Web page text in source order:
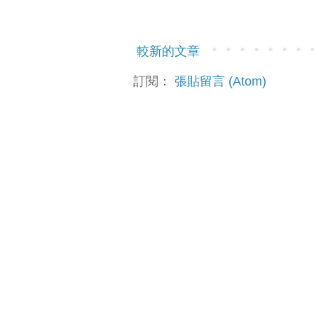
較新的文章
訂閱： 張貼留言 (Atom)